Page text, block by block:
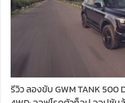
รีวิว ลองขับ GWM TANK 500